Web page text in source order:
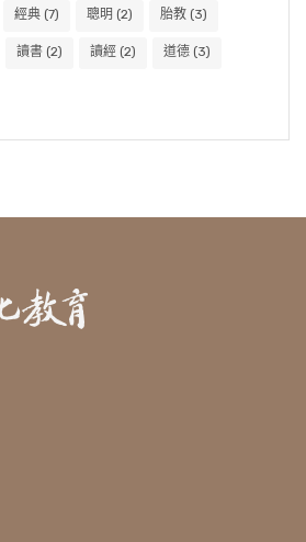
經典 (7) 聰明 (2) 胎教 (3)
讀書 (2) 讀經 (2) 道德 (3)